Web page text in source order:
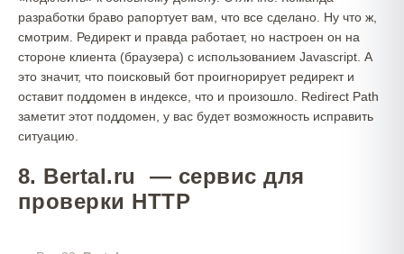
разработки браво рапортует вам, что все сделано. Ну что ж,
смотрим. Редирект и правда работает, но настроен он на
стороне клиента (браузера) с использованием Javascript. А
это значит, что поисковый бот проигнорирует редирект и
оставит поддомен в индексе, что и произошло. Redirect Path
заметит этот поддомен, у вас будет возможность исправить
ситуацию.
8. Bertal.ru — сервис для
проверки HTTP